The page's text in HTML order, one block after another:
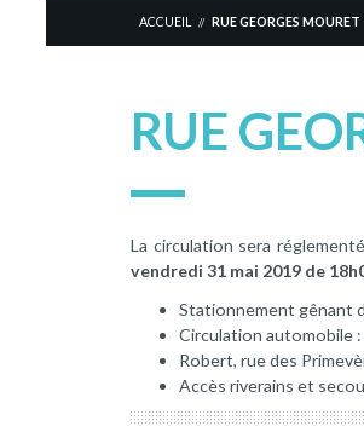
ACCUEIL // RUE GEORGES MOURET
RUE
La circulation sera
vendredi 31 mai 2019 de
Stationnement gênant
Circulation automobile :
Robert, rue des
Accès riverains et